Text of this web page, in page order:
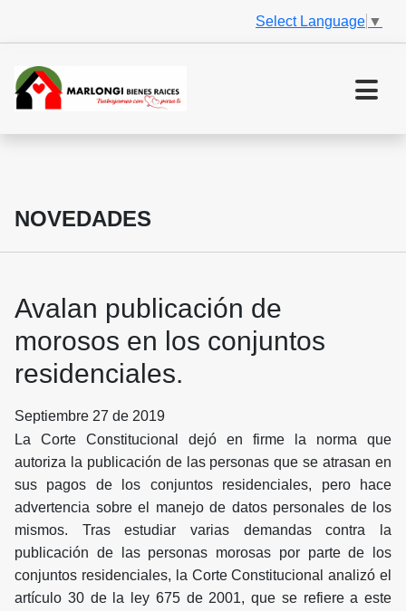
Select Language ▼
NOVEDADES
Avalan publicación de
morosos en los conjuntos
residenciales.
Septiembre 27 de 2019
La Corte Constitucional dejó en firme la norma que
autoriza la publicación de las personas que se atrasan en
sus pagos de los conjuntos residenciales, pero hace
advertencia sobre el manejo de datos personales de los
mismos. Tras estudiar varias demandas contra la
publicación de las personas morosas por parte de los
conjuntos residenciales, la Corte Constitucional analizó el
artículo 30 de la ley 675 de 2001, que se refiere a este